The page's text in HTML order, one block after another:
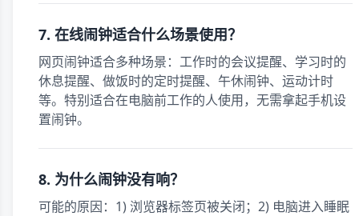
7. 在线闹钟适合什么场景使用？
网页闹钟适合多种场景：工作时的会议提醒、学习时的
休息提醒、做饭时的定时提醒、午休闹钟、运动计时
等。特别适合在电脑前工作的人使用，无需拿起手机设
置闹钟。
8. 为什么闹钟没有响？
可能的原因：1) 浏览器标签页被关闭；2) 电脑进入睡眠